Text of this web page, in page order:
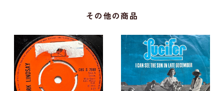
その他の商品